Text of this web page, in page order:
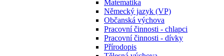
Matematika
Německý jazyk (VP)
Občanská výchova
Pracovní činnosti - chlapci
Pracovní činnosti - dívky
Přírodopis